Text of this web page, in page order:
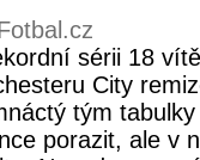
sérii 18
City
tým
porazit, ale v